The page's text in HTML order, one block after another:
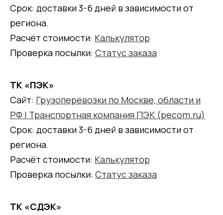
Срок: доставки 3-6 дней в зависимости от
региона.
Расчёт стоимости: Калькулятор
Проверка посылки: Статус заказа
ТК «ПЭК»
Сайт: Грузоперевозки по Москве, области и
РФ | Транспортная компания ПЭК (pecom.ru)
Срок: доставки 3-6 дней в зависимости от
региона.
Расчёт стоимости: Калькулятор
Проверка посылки: Статус заказа
ТК «СДЭК»